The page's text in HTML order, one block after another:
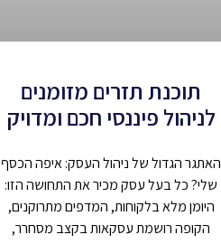
תוכנת תזרים מזומנים
לניהול פיננסי חכם ומדויק
האתגר הגדול של ניהול העסק: איפה הכסף
שלי? כל בעל עסק מכיר את התחושה הזו:
היומן מלא בלקוחות, המדפים מתרוקנים,
הקופה רושמת עסקאות בקצב מסחרר,